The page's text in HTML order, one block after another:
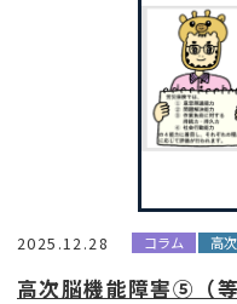
2025.12.28 コラム 高
高次脳機能障害⑤（